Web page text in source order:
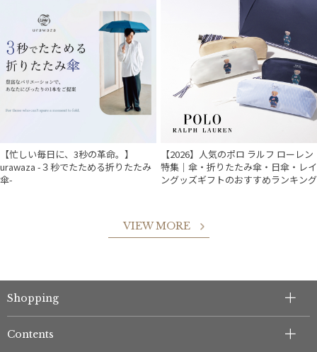
【忙しい毎日に、3秒の革命。】
urawaza -３秒でたためる折りたたみ
傘-
【2026】人気のポロ ラルフ ローレン
特集｜傘・折りたたみ傘・日傘・レイ
ングッズギフトのおすすめランキング
VIEW MORE
Shopping
Contents